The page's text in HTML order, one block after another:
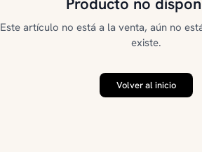
Este artículo no está a la venta, aún no
existe.
Volver al inicio